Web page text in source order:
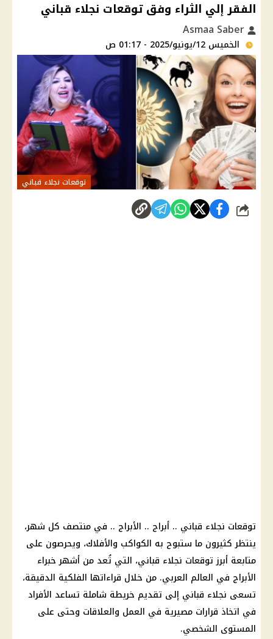
الفقر إلي الثراء وفق توقعات نجلاء قباني
الخميس 12/يونيو/2025 - 01:17 ص
توقعات نجلاء قباني
شارك
توقعات نجلاء قباني .. أبراج .. الأبراج .. في منتصف كل شهر،
ينتظر كثيرون ما ستبوح به الكواكب والأفلاك، ويحرصون على
متابعة أبرز توقعات نجلاء قباني، التي تُعد من أشهر خبراء
الأبراج في العالم العربي. من خلال قراءاتها الفلكية الدقيقة،
تسعى نجلاء قباني إلى تقديم خريطة شاملة تساعد الأفراد
في اتخاذ قرارات مصيرية في العمل والعلاقات وحتى على
المستوى الشخصي.